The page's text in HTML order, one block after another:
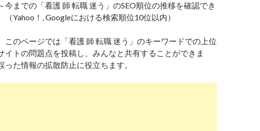
今までの「看護 師 転職 迷う」のSEO順位の推移を確認でき
（Yahoo！, Googleにおける検索順位10位以内）
このページでは「看護 師 転職 迷う」のキーワードでの上位
イトの問題点を投稿し、みんなと共有することができま
った情報の拡散防止に役立ちます。